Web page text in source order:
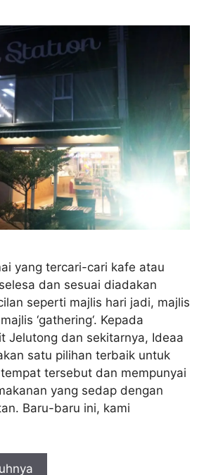
yang tercari-cari kafe atau
dan sesuai diadakan
seperti majlis hari jadi, majlis
‘gathering‘. Kepada
Jelutong dan sekitarnya, Ideaa
satu pilihan terbaik untuk
tersebut dan mempunyai
yang sedap dengan
Baru-baru ini, kami